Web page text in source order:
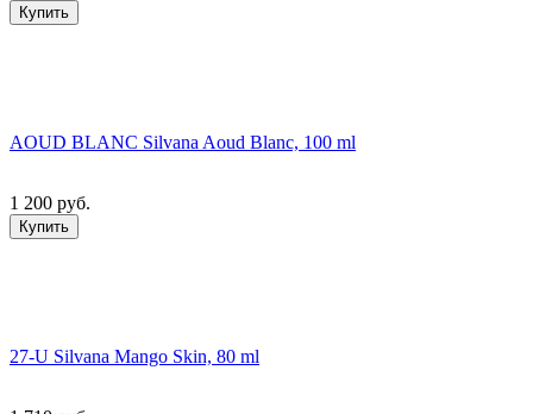
Купить
AOUD BLANC Silvana Aoud Blanc, 100 ml
1 200 руб.
Купить
27-U Silvana Mango Skin, 80 ml